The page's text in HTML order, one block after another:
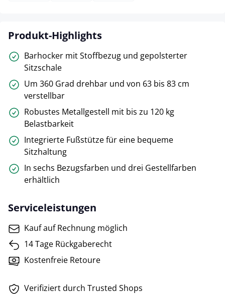
Produkt-Highlights
Barhocker mit Stoffbezug und gepolsterter
Sitzschale
Um 360 Grad drehbar und von 63 bis 83 cm
verstellbar
Robustes Metallgestell mit bis zu 120 kg
Belastbarkeit
Integrierte Fußstütze für eine bequeme
Sitzhaltung
In sechs Bezugsfarben und drei Gestellfarben
erhältlich
Serviceleistungen
Kauf auf Rechnung möglich
14 Tage Rückgaberecht
Kostenfreie Retoure
Verifiziert durch Trusted Shops